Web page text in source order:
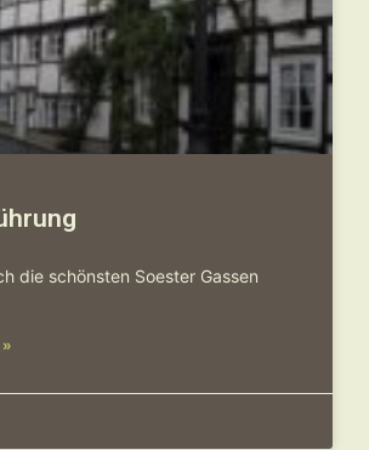
die schönsten Soester Gassen
»